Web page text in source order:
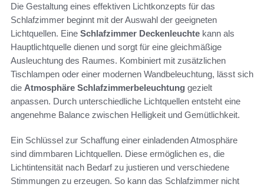
Die Gestaltung eines effektiven Lichtkonzepts für das
Schlafzimmer beginnt mit der Auswahl der geeigneten
Lichtquellen. Eine Schlafzimmer Deckenleuchte kann als
Hauptlichtquelle dienen und sorgt für eine gleichmäßige
Ausleuchtung des Raumes. Kombiniert mit zusätzlichen
Tischlampen oder einer modernen Wandbeleuchtung, lässt sich
die Atmosphäre Schlafzimmerbeleuchtung gezielt
anpassen. Durch unterschiedliche Lichtquellen entsteht eine
angenehme Balance zwischen Helligkeit und Gemütlichkeit.
Ein Schlüssel zur Schaffung einer einladenden Atmosphäre
sind dimmbaren Lichtquellen. Diese ermöglichen es, die
Lichtintensität nach Bedarf zu justieren und verschiedene
Stimmungen zu erzeugen. So kann das Schlafzimmer nicht